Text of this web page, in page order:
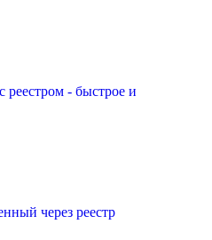
- быстрое и
через реестр